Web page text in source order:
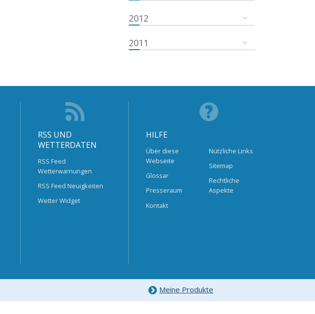
2012
2011
RSS UND
WETTERDATEN
RSS Feed
Wetterwarnungen
RSS Feed Neuigkeiten
Wetter Widget
HILFE
Über diese
Webseite
Glossar
Presseraum
Kontakt
Nützliche Links
Sitemap
Rechtliche
Aspekte
Meine Produkte